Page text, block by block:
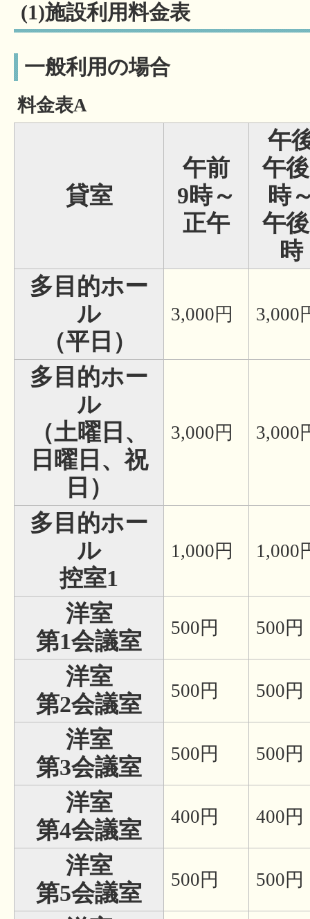
(1)施設利用料金表
一般利用の場合
料金表A
貸室
午前
9時～
正午
午
午
時
午
時
多目的ホー
ル
（平日）
3,000円 3,000
多目的ホー
ル
（土曜日、
日曜日、祝
日）
3,000円 3,000
多目的ホー
ル
控室1
1,000円 1,000
洋室
第1会議室
500円 500円
洋室
第2会議室
500円 500円
洋室
第3会議室
500円 500円
洋室
第4会議室
400円 400円
洋室
第5会議室
500円 500円